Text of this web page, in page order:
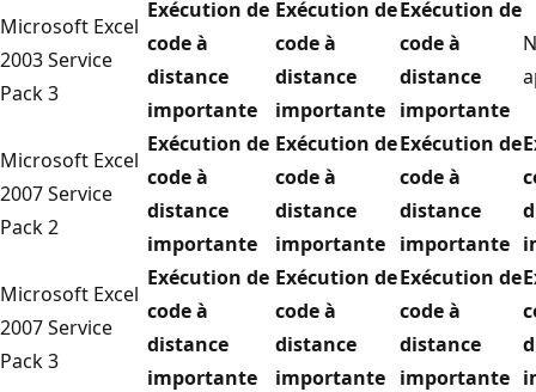
Microsoft Excel
2003 Service
Pack 3
Exécution de
code à
distance
importante
Exécution de
code à
distance
importante
Exécution de
code à
distance
importante
Microsoft Excel
2007 Service
Pack 2
Exécution de
code à
distance
importante
Exécution de
code à
distance
importante
Exécution de
code à
distance
importante
Microsoft Excel
2007 Service
Pack 3
Exécution de
code à
distance
importante
Exécution de
code à
distance
importante
Exécution de
code à
distance
importante